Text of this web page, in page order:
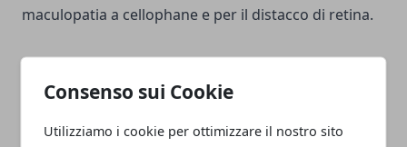
Consenso sui Cookie
Utilizziamo i cookie per ottimizzare il nostro sito
maculopatia a cellophane e per il distacco di retina.
FacebookTwitterWhatsapp